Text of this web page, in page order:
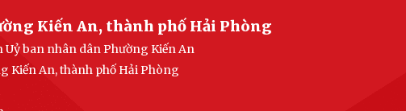
Kiến An, thành phố Hải Phòng
ban nhân dân Phường Kiến An
Kiến An, thành phố Hải Phòng